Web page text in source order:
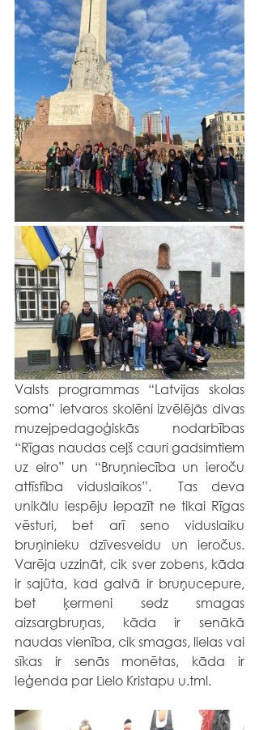
Valsts programmas “Latvijas skolas
soma” ietvaros skolēni izvēlējās divas
muzejpedagoģiskās nodarbības
“Rīgas naudas ceļš cauri gadsimtiem
uz eiro” un “Bruņniecība un ieroču
attīstība viduslaikos”.  Tas deva
unikālu iespēju iepazīt ne tikai Rīgas
vēsturi, bet arī seno viduslaiku
bruņinieku dzīvesveidu un ieročus.
Varēja uzzināt, cik sver zobens, kāda
ir sajūta, kad galvā ir bruņucepure,
bet ķermeni sedz smagas
aizsargbruņas, kāda ir senākā
naudas vienība, cik smagas, lielas vai
sīkas ir senās monētas, kāda ir
leģenda par Lielo Kristapu u.tml.